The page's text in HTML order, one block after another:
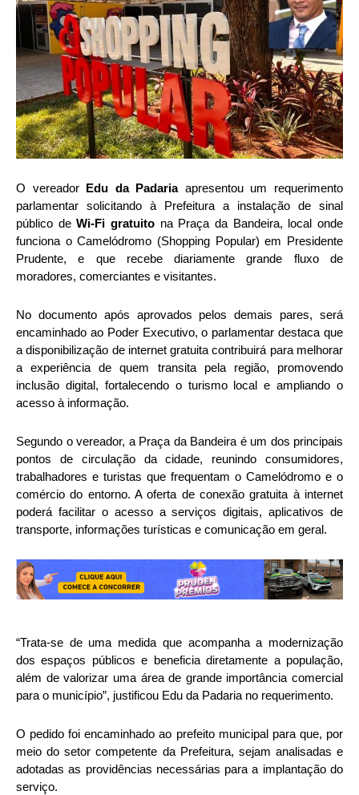
O vereador Edu da Padariaapresentou um requerimento
parlamentar solicitando à Prefeitura a instalação de sinal
público deWi-Fi gratuito na Praça da Bandeira, local onde
funciona o Camelódromo (Shopping Popular) em Presidente
Prudente, e que recebe diariamente grande fluxo de
moradores, comerciantes e visitantes.
No documento após aprovados pelos demais pares, será
encaminhado ao Poder Executivo, o parlamentar destaca que
a disponibilização de internet gratuita contribuirá para melhorar
a experiência de quem transita pela região, promovendo
inclusão digital, fortalecendo o turismo local e ampliando o
acesso à informação.
Segundo o vereador, a Praça da Bandeira é um dos principais
pontos de circulação da cidade, reunindo consumidores,
trabalhadores e turistas que frequentam o Camelódromo e o
comércio do entorno. A oferta de conexão gratuita à internet
poderá facilitar o acesso a serviços digitais, aplicativos de
transporte, informações turísticas e comunicação em geral.
“Trata-se de uma medida que acompanha a modernização
dos espaços públicos e beneficia diretamente a população,
além de valorizar uma área de grande importância comercial
para o município”, justificou Edu da Padaria no requerimento.
O pedido foi encaminhado ao prefeito municipal para que, por
meio do setor competente da Prefeitura, sejam analisadas e
adotadas as providências necessárias para a implantação do
serviço.